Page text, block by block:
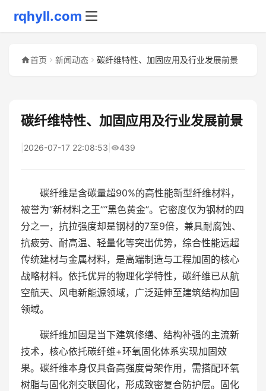
rqhyll.com
首页 新闻动态 碳纤维特性、加固应用及行业发展前景
碳纤维特性、加固应用及行业发展前景
2026-07-17 22:08:53 439
碳纤维是含碳量超90%的高性能新型纤维材料，
被誉为“新材料之王”“黑色黄金”。它密度仅为钢材的四
分之一，抗拉强度却是钢材的7至9倍，兼具耐腐蚀、
抗疲劳、耐高温、轻量化等突出优势，综合性能远超
传统建材与金属材料，是高端制造与工程加固的核心
战略材料。依托优异的物理化学特性，碳纤维已从航
空航天、风电新能源领域，广泛延伸至建筑结构加固
领域。
碳纤维加固是当下建筑修缮、结构补强的主流新
技术，核心依托碳纤维+环氧固化体系实现加固效
果。碳纤维本身仅具备高强度骨架作用，需搭配环氧
树脂与固化剂交联固化，形成致密复合防护层。固化